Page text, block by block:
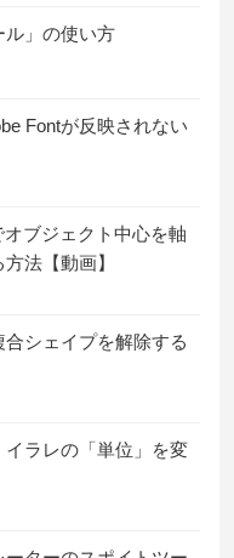
ル」の使い方
Fontが反映されない
ブジェクト中心を軸
法【動画】
シェイプを解除する
イラレの「単位」を変